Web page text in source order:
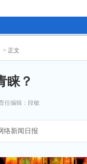
> 正文
睐？
任编辑：段敏
新闻日报